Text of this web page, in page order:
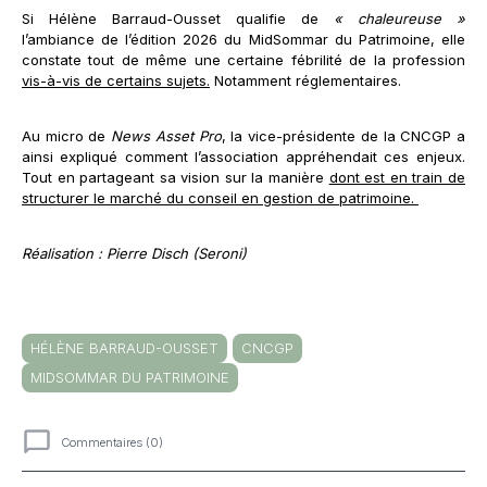
Si Hélène Barraud-Ousset qualifie de « chaleureuse »
l’ambiance de l’édition 2026 du MidSommar du Patrimoine, elle
constate tout de même une certaine fébrilité de la profession
vis-à-vis de certains sujets. Notamment réglementaires.
Au micro de News Asset Pro, la vice-présidente de la CNCGP a
ainsi expliqué comment l’association appréhendait ces enjeux.
Tout en partageant sa vision sur la manière dont est en train de
structurer le marché du conseil en gestion de patrimoine.
Réalisation : Pierre Disch (Seroni)
HÉLÈNE BARRAUD-OUSSET
CNCGP
MIDSOMMAR DU PATRIMOINE
Commentaires (0)